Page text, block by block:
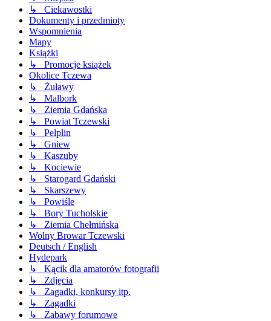
↳ Ciekawostki
Dokumenty i przedmioty
Wspomnienia
Mapy
Książki
↳ Promocje książek
Okolice Tczewa
↳ Żuławy
↳ Malbork
↳ Ziemia Gdańska
↳ Powiat Tczewski
↳ Pelplin
↳ Gniew
↳ Kaszuby
↳ Kociewie
↳ Starogard Gdański
↳ Skarszewy
↳ Powiśle
↳ Bory Tucholskie
↳ Ziemia Chełmińska
Wolny Browar Tczewski
Deutsch / English
Hydepark
↳ Kącik dla amatorów fotografii
↳ Zdjęcia
↳ Zagadki, konkursy itp.
↳ Zagadki
↳ Zabawy forumowe